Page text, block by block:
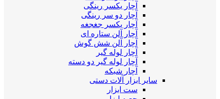
آچار یکسر رینگی
آچار دو سر رینگی
آچار یکسر جغجغه
آچار آلن ستاره ای
آچار آلن شش گوش
آچار لوله گیر
آچار لوله گیر دو دسته
آچار شبکه
سایر ابزار آلات دستی
ست ابزار